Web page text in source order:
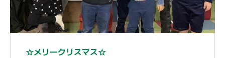
☆メリークリスマス☆